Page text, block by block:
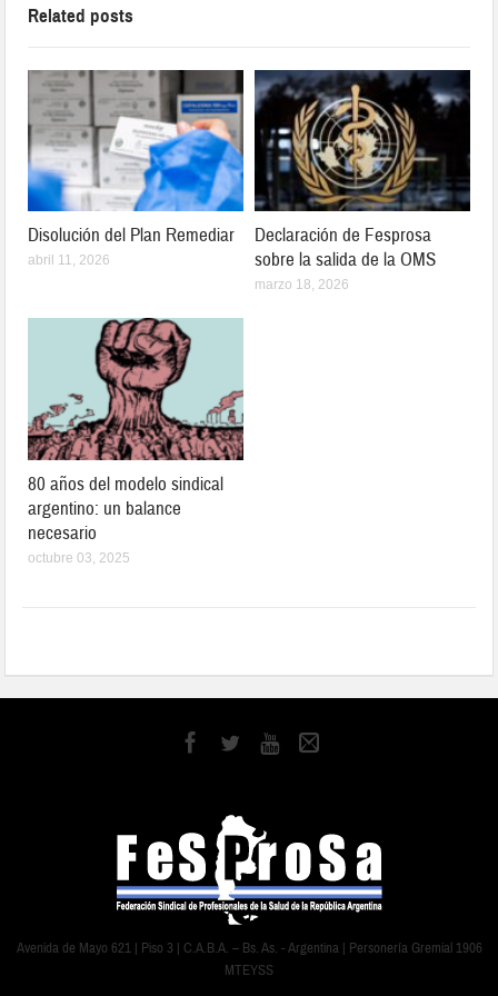
Related posts
Disolución del Plan Remediar
abril 11, 2026
Declaración de Fesprosa
sobre la salida de la OMS
marzo 18, 2026
80 años del modelo sindical
argentino: un balance
necesario
octubre 03, 2025
Avenida de Mayo 621 | Piso 3 | C.A.B.A. – Bs. As. - Argentina | Personería Gremial 1906
MTEYSS